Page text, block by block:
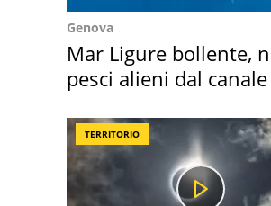
Genova
Mar Ligure bollente,
pesci alieni dal
TERRITORIO